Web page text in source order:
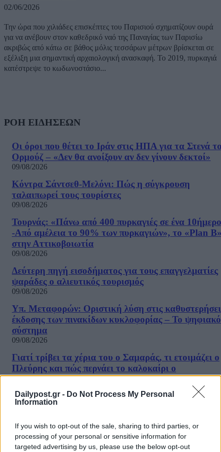
Dailypost.gr - Do Not Process My Personal
Information
If you wish to opt-out of the sale, sharing to third parties, or
processing of your personal or sensitive information for
targeted advertising by us, please use the below opt-out
02/06/2026
Την ώρα που χιλιάδες επισκέπτες του Παρισιού σχηματίζουν ουρά
για να ανέβουν στον καθεδρικό ναό της Παναγίας των Παρισίω
ακριβώς από κάτω σε βάθος μόλις τεσσάρων μέτρων βρίσκεται σε
εξέλιξη μια σημαντική αρχαιολογική ανασκαφή. Το 2019, πυρκαγιά
κατέστρεψε το κωδωνοστάσιο...
ΡΟΗ ΕΙΔΗΣΕΩΝ
Οι όροι που θέτει το Ιράν στις ΗΠΑ για τα Στενά
Ορμούζ – «Δεν θα ανοίξουν αν δεν γίνουν δεκτοί»
09/08/2026
Κόντρα Σάντσεθ-Μελόνι: Πώς η σύγκρουση
ταλαιπωρεί τους τουρίστες
09/08/2026
Τουρνάς: «Πάνω από 400 πυρκαγιές σε ένα 10ήμερο
-Από αμέλεια το 90% των πυρκαγιών», το «Plan
στην Αττικοβοιωτία
09/08/2026
Δεύτερη πηγή εισοδήματος για τους επαγγελματίες
ψαράδες ο αλιευτικός τουρισμός
09/08/2026
Υπ. Μεταφορών: Οριστική λύση στις
έκδοσης των πινακίδων κυκλοφορίας – Το ψηφιακό
σύστημα
09/08/2026
Γιατί τρίβει τα χέρια του ο Σαμαράς, τι ετοιμάζει ο
Πλεύρης και πώς περνάει το καλοκαίρι ο
Τριαντόπουλος
Ποιοι γιορτάζουν σήμερα 9 Αυγούστου
Το ΠΑΣΟΚ επανέρχεται για το δημοσίευμα της
«Εστίας»: «Φαντασιόπληκτο ρεπορτάζ»